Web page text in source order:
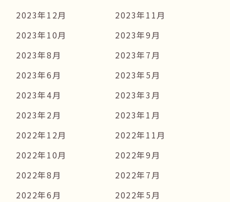
2023年12月
2023年11月
2023年10月
2023年9月
2023年8月
2023年7月
2023年6月
2023年5月
2023年4月
2023年3月
2023年2月
2023年1月
2022年12月
2022年11月
2022年10月
2022年9月
2022年8月
2022年7月
2022年6月
2022年5月